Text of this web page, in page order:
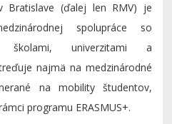
Bratislave (ďalej len RMV) je
spolupráce so
školami, univerzitami a
najmä na medzinárodné
na mobility študentov,
programu ERASMUS+.